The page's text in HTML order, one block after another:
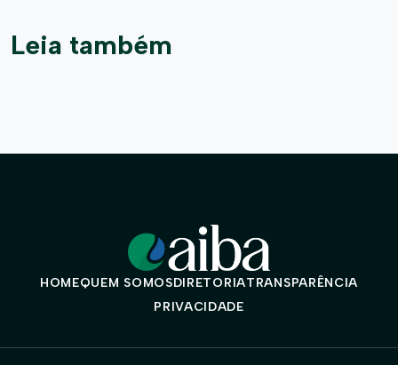
Leia também
HOMEQUEM SOMOSDIRETORIATRANSPARÊNCIA
PRIVACIDADE